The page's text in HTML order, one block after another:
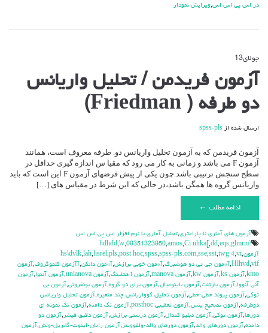
در اس پي اس اس,ويرايش نمودار
جولای13
آزمون
فریدمن
/
تحلیل
دو
Friedman)
آزمون فریدمن / تحلیل واریانس
دو طرفه ( Friedman)
ارسال شده از spss-pls
آزمون فریدمن که به آزمون تحلیل واریانس دو. طرفه معروف است، همانند
آزمون F می باشد و زمانی به کار می رود که مقیا س اندازه گیری حداقل در
سطح سنجش ترتیبی باشد.چون یکی از پیش فرضهای آزمون F این است که باید
واریانس گروه ها همگن باشد،در حالی که این شرط در مقیاس های […]
ادامه مطلب ←
آزمون هاي آماري نا پارامتري,تحليل آماري با نرم افزار اس پي اس اس
\hdhdd
,\v,09351323950,amos,Ci nhka[ ,dd,eqs,glmrm
آزمون,
hs\dvlk,lah,lisrel,pls,post hoc,spss,spss-pls.com,sse,sst,twg 4,vi
Hlhvd,vif
,آ»مون جي تي دو هوشبرگ,آ»مون خوبي برازش,آ»مون دانكن,آآزمون كلموگروف,آزمون
kmo
,آزمون ks ,آزمون kw ,آزمون manova ,آزمون t هتلينگ ,آزمون unianova ,آزمون آننوا,آزمون
آني آنووا,آزمون بارتلت,آزمون باينوميال,آزمون براي دو گروه,آزمون بونفروني,آزمون بي
توكي,آزمون پيوند خطي-خطي,آزمون تحليل كوواريانس چند متغيره,آزمون تحليل واريانس
دوطرفه,آزمون تصحيح يتس,آزمون تعقيبي posthoc ,آزمون تك دامنه,آزمون تك نمونه اي
دورها,آزمون توكي,آزمون دبليو كندال,آزمون درستي برازش,آزمون دقيق فيشر ,آزمون دو
دامنه,آزمون دورهاي والد,آزمون دورهاي والد-ولفوويتز ,آزمون رايان-اينوت-گابريل-ولش,آزمون